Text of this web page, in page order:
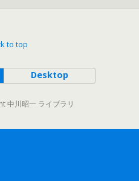
to top
Desktop
中川昭一 ライブラリ